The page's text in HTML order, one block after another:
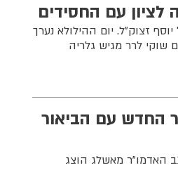
לציון עם החסידים
זצוק"ל. יום ההילולא נערך
לרר מגיש גלריה
40 דקות בזוהר החדש עם הביאור
האדמו"ר מאשלג הוצג